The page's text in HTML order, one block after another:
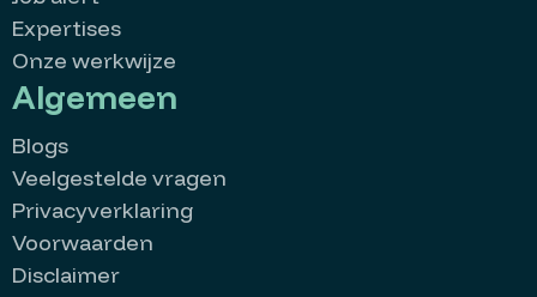
Expertises
Onze werkwijze
Algemeen
Blogs
Veelgestelde vragen
Privacyverklaring
Voorwaarden
Disclaimer